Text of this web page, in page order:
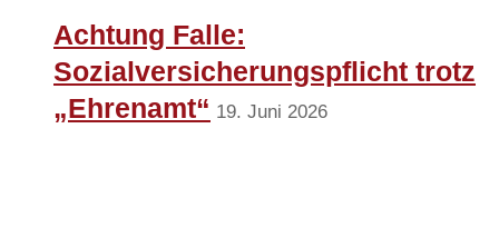
Achtung Falle:
Sozialversicherungspflicht trotz
„Ehrenamt“ 19. Juni 2026